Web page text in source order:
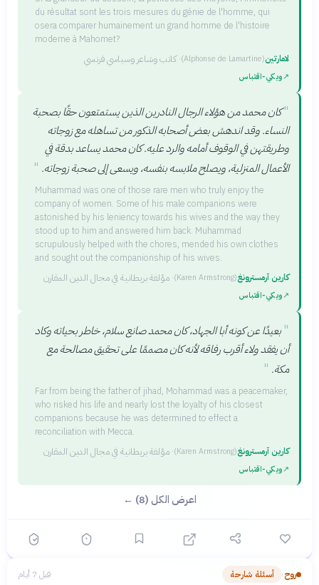
du résultat sont les trois mesures du génie de l'homme, qui
osera comparer humainement un grand homme de l'histoire
moderne à Mahomet?
لامارتين
(Alphonse de Lamartine)
·كاتب وشاعر وسياسي فرنسي
↗ويكي‑اقتباس
"كان محمد من هؤلاء الرجال النادرين الذين يستمتعون حقًا بصحبة
النساء. وقد اندهش بعض أصحابه الذكور من تساهله مع زوجاته
وطريقتهن في الوقوف أمامه والرد عليه. كان محمد يساعد بدقة في
الأعمال المنزلية، ويصلح ملابسه بنفسه، ويسعى إلى صحبة زوجاته. "
Muhammad was one of those rare men who truly enjoy the
company of women. Some of his male companions were
astonished by his leniency towards his wives and the way they
stood up to him and answered him back. Muhammad
scrupulously helped with the chores, mended his own clothes
and sought out the companionship of his wives.
كارين آرمسترونغ
(Karen Armstrong)
· مؤلفة بريطانية في مجال الدين المقارن
↗ويكي‑اقتباس
" بعيدًا عن كونه أبا الجهاد، كان محمد صانع سلام، خاطر بحياته وكاد
أن يفقد ولاء أقرب رفاقه لأنه كان مصممًا على تحقيق مصالحة مع
مكة. "
Far from being the father of jihad, Mohammad was a peacemaker,
who risked his life and nearly lost the loyalty of his closest
companions because he was determined to effect a
reconciliation with Mecca.
كارين آرمسترونغ
(Karen Armstrong)
· مؤلفة بريطانية في مجال الدين المقارن
↗ويكي‑اقتباس
اعرض الكل (8) ←
روح› أسئلة شارحة قبل 7 أيام